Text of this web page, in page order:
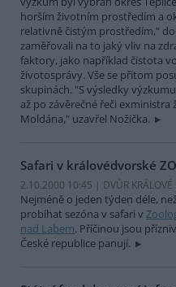
horším životním prostředím a
relativně čistým prostředím,"
zaměřovali na to jaký vliv na
faktory, jako například čistota
životosprávy. Vše se přitom
skupinách. "S výsledky
až po závěrečné řeči
Moldána," uzavřel Nožička.
Safari v královédvorské
2.10.2000 10:45 | DVŮR KRÁLOVÉ
Nejméně o jeden týden déle,
probíhat sezóna v safari v
nad Labem. Příčinou jsou
České republice panují.